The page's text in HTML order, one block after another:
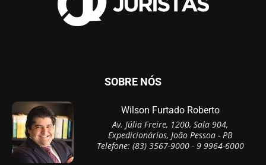
SOBRE NÓS
Wilson Furtado Roberto
Av. Júlia Freire, 1200, Sala 904,
Expedicionários, João Pessoa - PB
Telefone: (83) 3567-9000 - 9 9964-6000